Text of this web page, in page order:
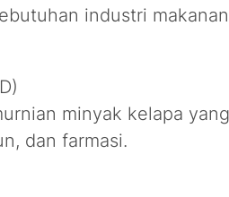
industri
minyak kelapa
dan farmasi.